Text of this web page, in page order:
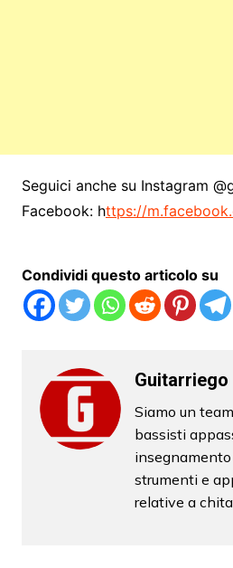
Seguici anche su Instagram
Facebook: https://
Condividi questo articolo su
Guitarriego
Siamo un
bassisti
strumenti e
relative a